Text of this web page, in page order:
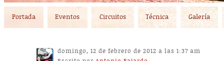
Skip to primary content
Skip to secondary content
Portada Eventos Circuitos Técnica Galería
domingo, 12 de febrero de 2012 a las 1:37 am